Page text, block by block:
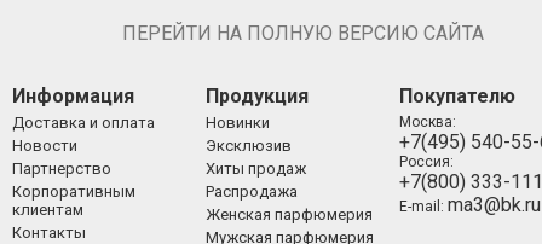
ПЕРЕЙТИ НА ПОЛНУЮ ВЕРСИЮ САЙТА
Информация
Доставка и оплата
Новости
Партнерство
Корпоративным
клиентам
Контакты
Продукция
Новинки
Эксклюзив
Хиты продаж
Распродажа
Женская парфюмерия
Мужская парфюмерия
Покупателю
Москва:
+7(495) 540-
Россия:
+7(800) 333-
E-mail: ma3@bk.ru